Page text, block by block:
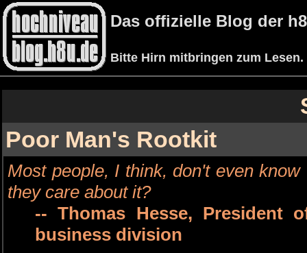
Das offizielle Blog der
Bitte Hirn mitbringen zum Lesen.
Poor Man's Rootkit
Most people, I think, don't even
they care about it?
-- Thomas Hesse, President
business division